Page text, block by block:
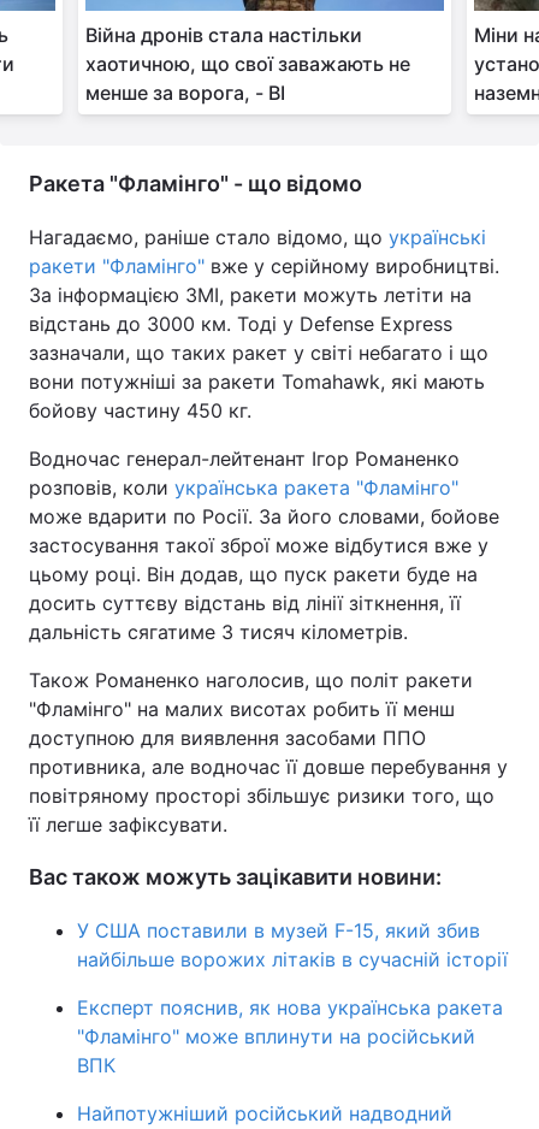
Війна дронів стала настільки
хаотичною, що свої заважають не
менше за ворога, - BI
Міни
Ракета "Фламінго" - що відомо
Нагадаємо, раніше стало відомо, що українські
ракети "Фламінго" вже у серійному виробництві.
За інформацією ЗМІ, ракети можуть летіти на
відстань до 3000 км. Тоді у Defense Express
зазначали, що таких ракет у світі небагато і що
вони потужніші за ракети Tomahawk, які мають
бойову частину 450 кг.
Водночас генерал-лейтенант Ігор Романенко
розповів, коли українська ракета "Фламінго"
може вдарити по Росії. За його словами, бойове
застосування такої зброї може відбутися вже у
цьому році. Він додав, що пуск ракети буде на
досить суттєву відстань від лінії зіткнення, її
дальність сягатиме 3 тисяч кілометрів.
Також Романенко наголосив, що політ ракети
"Фламінго" на малих висотах робить її менш
доступною для виявлення засобами ППО
противника, але водночас її довше перебування у
повітряному просторі збільшує ризики того, що
її легше зафіксувати.
Вас також можуть зацікавити новини:
У США поставили в музей F-15, який збив
найбільше ворожих літаків в сучасній історії
Експерт пояснив, як нова українська ракета
"Фламінго" може вплинути на російський
ВПК
Найпотужніший російський надводний